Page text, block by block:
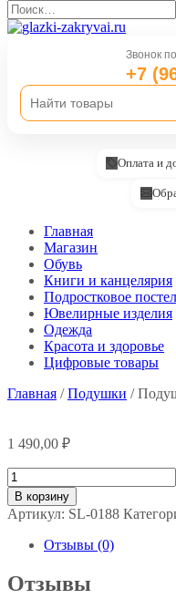
Перейти
к
содержанию
Search
for:
Звонок
+7
Оплата и
Главная
Магазин
Обувь
Книги и канцелярия
Подростковое
Ювелирные изделия
Одежда
Красота и здоровье
Цифровые товары
Главная /Подушки /
1 490,00 ₽
Количество
товара
Подушка
холлофайбер
В корзину
Артикул: SL-0188
Отзывы (0)
Отзывы